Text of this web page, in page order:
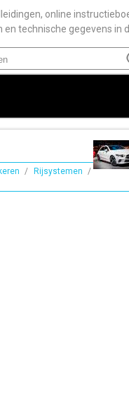
online
technische gegevens in
/ Rijsystemen /